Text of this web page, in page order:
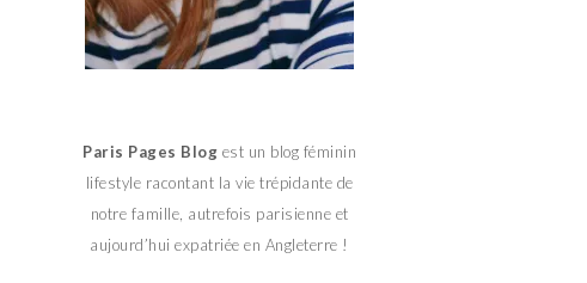
Paris Pages Blog est un blog féminin
lifestyle racontant la vie trépidante de
notre famille, autrefois parisienne et
aujourd’hui expatriée en Angleterre !